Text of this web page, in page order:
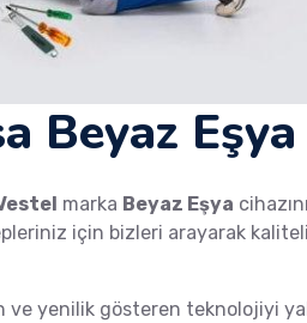
Beyaz
marka Beyaz Eşya
için bizleri arayarak
ve yenilik gösteren teknolojiyi